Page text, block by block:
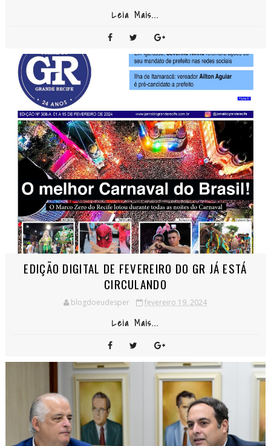
Leia Mais...
EDIÇÃO DIGITAL DE FEVEREIRO DO GR JÁ ESTÁ
CIRCULANDO
blogdoeudesper fevereiro 19, 2024
Leia Mais...